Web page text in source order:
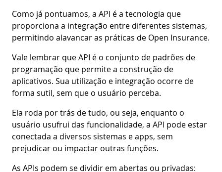
Como já pontuamos, a API é a tecnologia que
proporciona a integração entre diferentes sistemas,
permitindo alavancar as práticas de Open Insurance.
Vale lembrar que API é o conjunto de padrões de
programação que permite a construção de
aplicativos. Sua utilização e integração ocorre de
forma sutil, sem que o usuário perceba.
Ela roda por trás de tudo, ou seja, enquanto o
usuário usufrui das funcionalidade, a API pode estar
conectada a diversos sistemas e apps, sem
prejudicar ou impactar outras funções.
As APIs podem se dividir em abertas ou privadas: